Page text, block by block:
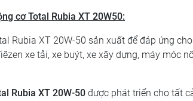
cơ Total Rubia XT 20W50:
Rubia XT 20W-50 sản xuất để đáp ứng
xe tải, xe buýt, xe xây dựng, máy móc
Rubia XT 20W-50 được phát triển cho tất